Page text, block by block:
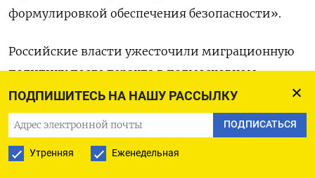
ПОДПИШИТЕСЬ НА НАШУ РАССЫЛКУ
ПОДПИСАТЬСЯ
Утренняя Еженедельная
формулировкой обеспечения безопасности».
Российские власти ужесточили миграционную
политику после теракта в подмосковном
«Крокус Сити Холле» 22 марта 2024 года. В
отношении иностранных граждан ввели режим
спецвысылки, штрафы за нарушения при въезде
и оказание услуг нелегальным мигрантам, а